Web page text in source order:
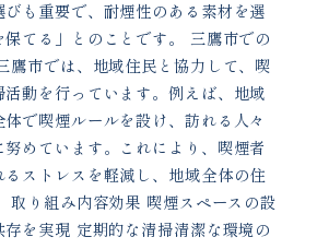
も重要で、耐煙性のある素材を選
てる」とのことです。 三鷹市での
鷹市では、地域住民と協力して、喫
動を行っています。例えば、地域
で喫煙ルールを設け、訪れる人々
めています。これにより、喫煙者
るストレスを軽減し、地域全体の住
取り組み内容効果 喫煙スペースの設
を実現 定期的な清掃清潔な環境の